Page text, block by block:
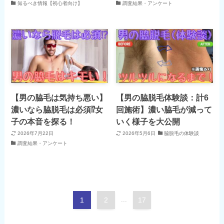
知るべき情報【初心者向け】
調査結果・アンケート
【男の脇毛は気持ち悪い】
濃いなら脇脱毛は必須⁉女
子の本音を探る！
2026年7月22日
調査結果・アンケート
【男の脇脱毛体験談：計6
回施術】濃い脇毛が減って
いく様子を大公開
2026年5月6日 脇脱毛の体験談
1 2 ... 17